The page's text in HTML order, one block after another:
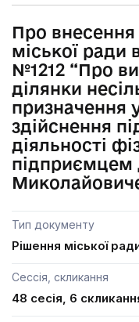
Про
міської ради
№1212 “Про
ділянки
призначення
здійснення
діяльності
підприємцем
Тип документу
Рішення міської
Сессія, скликання
48 сесія, 6